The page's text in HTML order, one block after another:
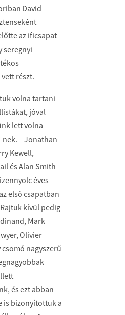
David
az ificsapat
seregnyi
részt.
volna tartani
jóval
lett volna –
nek. – Jonathan
Kewell,
és Alan Smith
éves
első csapatban
kívül pedig
Mark
Olivier
csomó nagyszerű
és ezt abban
is bizonyítottuk a